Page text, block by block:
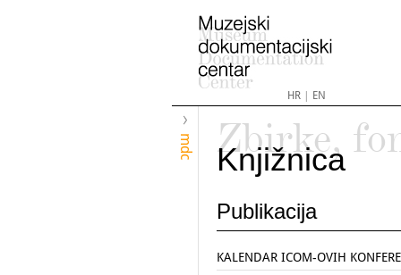
HR| EN
mdc
Zbirke,
Knjižnica
Publikacija
KALENDAR ICOM-OVIH